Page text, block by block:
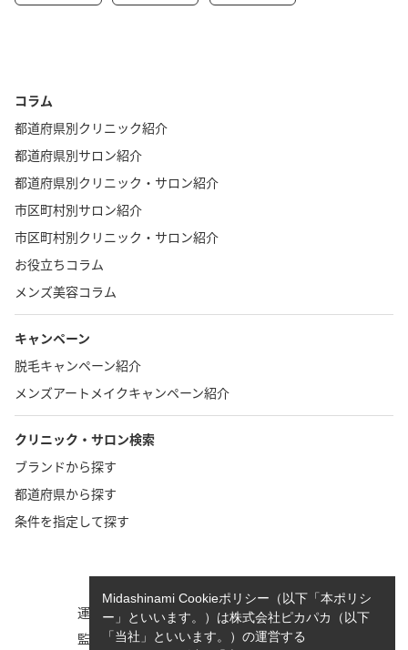
コラム
都道府県別クリニック紹介
都道府県別サロン紹介
都道府県別クリニック・サロン紹介
市区町村別サロン紹介
市区町村別クリニック・サロン紹介
お役立ちコラム
メンズ美容コラム
キャンペーン
脱毛キャンペーン紹介
メンズアートメイクキャンペーン紹介
クリニック・サロン検索
ブランドから探す
都道府県から探す
条件を指定して探す
運営者情報
執筆者一覧
監修者一覧
cookieポリシーについて
Midashinami Cookieポリシー（以下「本ポリシ
ー」といいます。）は株式会社ピカパカ（以下
「当社」といいます。）の運営する